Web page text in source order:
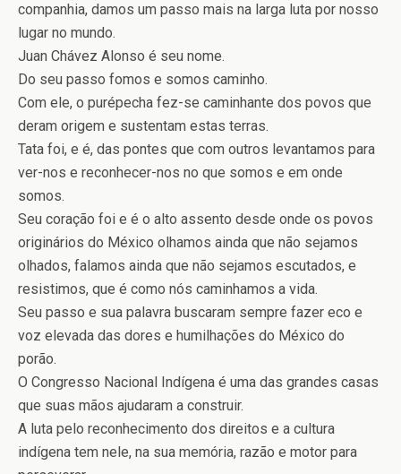
companhia, damos um passo mais na larga luta por nosso
lugar no mundo.
Juan Chávez Alonso é seu nome.
Do seu passo fomos e somos caminho.
Com ele, o purépecha fez-se caminhante dos povos que
deram origem e sustentam estas terras.
Tata foi, e é, das pontes que com outros levantamos para
ver-nos e reconhecer-nos no que somos e em onde
somos.
Seu coração foi e é o alto assento desde onde os povos
originários do México olhamos ainda que não sejamos
olhados, falamos ainda que não sejamos escutados, e
resistimos, que é como nós caminhamos a vida.
Seu passo e sua palavra buscaram sempre fazer eco e
voz elevada das dores e humilhações do México do
porão.
O Congresso Nacional Indígena é uma das grandes casas
que suas mãos ajudaram a construir.
A luta pelo reconhecimento dos direitos e a cultura
indígena tem nele, na sua memória, razão e motor para